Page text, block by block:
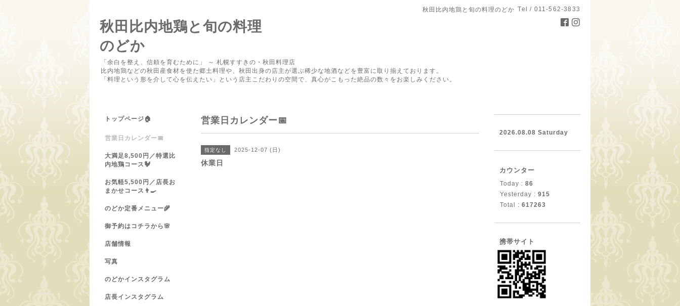
秋田比内地鶏と旬の料理のどか Tel / 011-562-3833
秋田比内地鶏と旬の料理
のどか
「余白を整え、信頼を育むために」 ～ 札幌すすきの・秋田料理店
比内地鶏などの秋田産食材を使た郷土料理や、秋田出身の店主が選ぶ稀少な地酒などを豊富に取り揃えております。
「料理という形を介して心を伝えたい」という店主こだわりの空間で、真心がこもった絶品の数々をお楽しみください。
営業日カレンダー📅
指定なし 2025-12-07 (日)
休業日
トップページ🏠
営業日カレンダー📅
大満足8,500円／特選比
内地鶏コース🐓
お気軽5,500円／店長お
まかせコース👨‍🍳
のどか定番メニュー🌾
御予約はコチラから🌸
店舗情報
写真
のどかインスタグラム
店長インスタグラム
2026.08.08 Saturday
カウンター
Today : 86
Yesterday : 915
Total : 617263
携帯サイト